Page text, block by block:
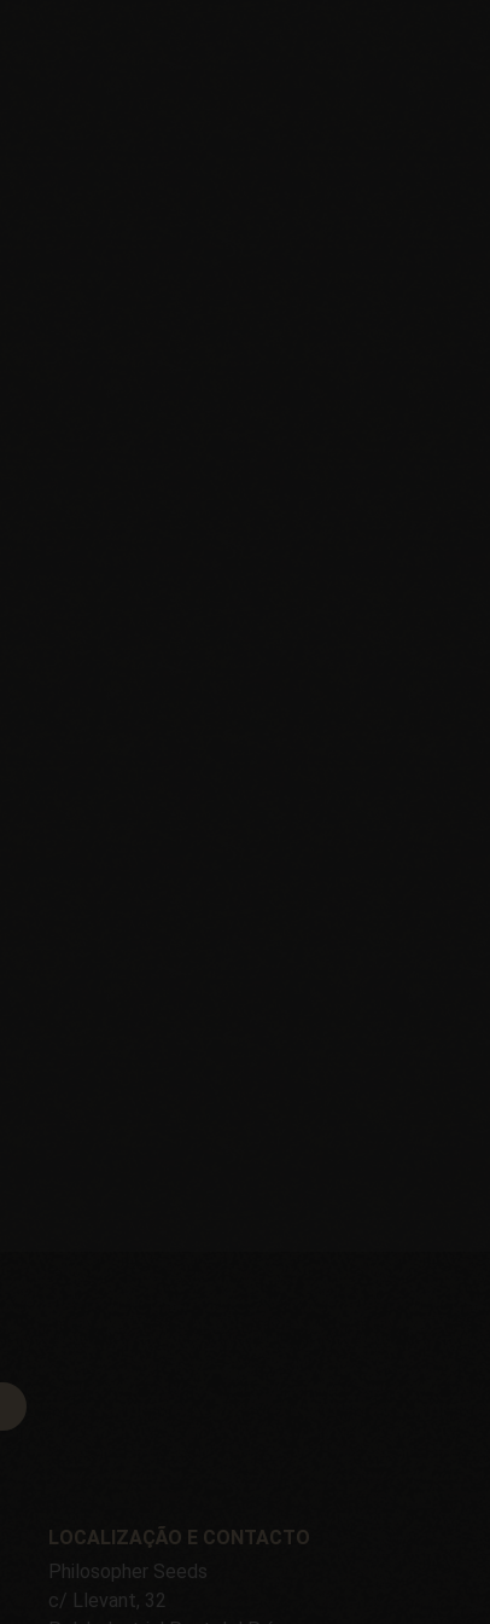
LOCALIZAÇÃO E CONTACTO
Philosopher Seeds
c/ Llevant, 32